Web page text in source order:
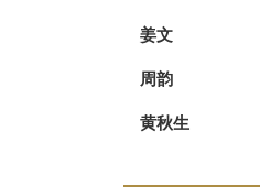
姜文
周韵
黄秋生